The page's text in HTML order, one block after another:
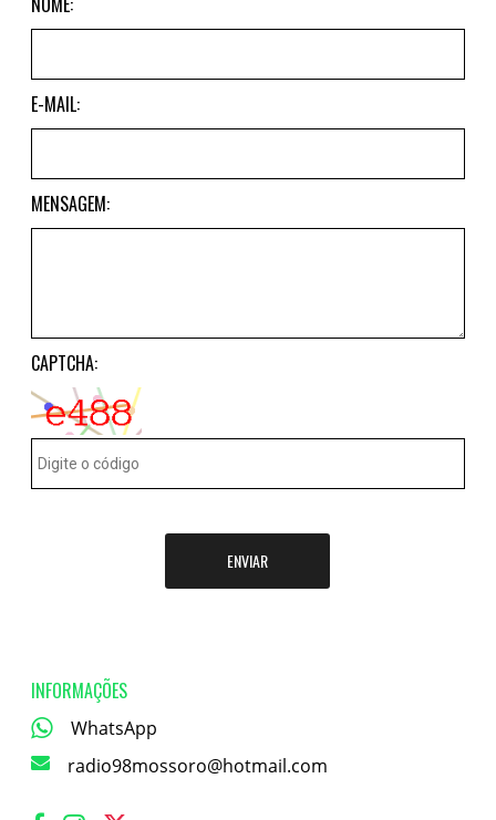
E-MAIL:
MENSAGEM:
CAPTCHA:
ENVIAR
INFORMAÇÕES
WhatsApp
radio98mossoro@hotmail.com